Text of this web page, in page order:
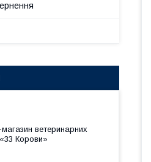
магазин ветеринарних
Корови»